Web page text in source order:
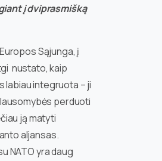
į dviprasmišką
Sąjunga, į
nustato, kaip
labiau integruota – ji
perduoti
ją matyti
aljansas.
NATO yra daug